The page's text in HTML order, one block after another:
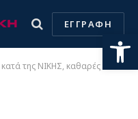
ΕΓΓΡΑΦΗ
για Εκκλησία, Παιδεία και εκλογές»